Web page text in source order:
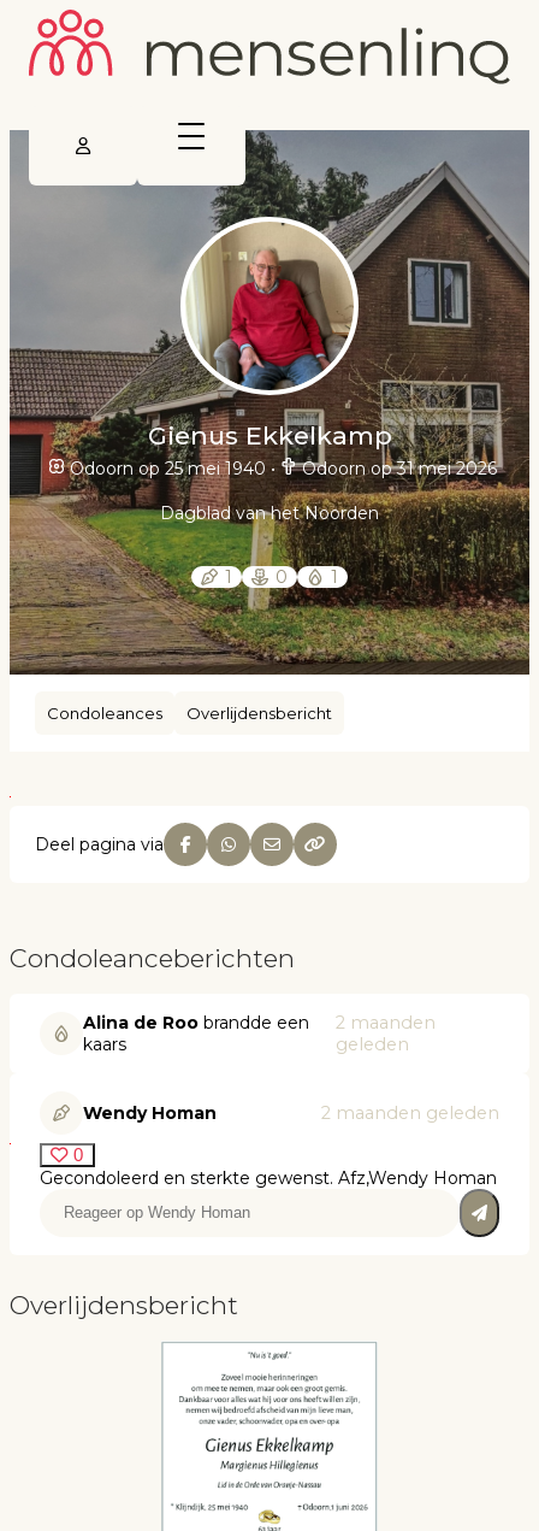
Gienus Ekkelkamp
Odoorn op 25 mei 1940• Odoorn op 31 mei 2026
Dagblad van het Noorden
1 0 1
Condoleances Overlijdensbericht
Deel pagina via
Condoleanceberichten
Alina de Roo brandde een
kaars
2 maanden
geleden
Wendy Homan 2 maanden geleden
0
Gecondoleerd en sterkte gewenst. Afz,Wendy Homan
Overlijdensbericht